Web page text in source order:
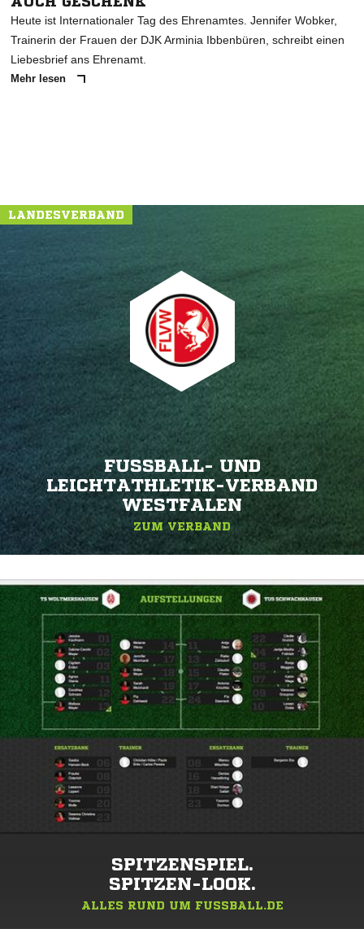
Heute ist Internationaler Tag des Ehrenamtes. Jennifer Wobker,
Trainerin der Frauen der DJK Arminia Ibbenbüren, schreibt einen
Liebesbrief ans Ehrenamt.
Mehr lesen
LANDESVERBAND
FUSSBALL- UND L
EICHTATHLETIK-VERBAND W
ESTFALEN
ZUM VERBAND
SPITZENSPIEL.
SPITZEN-LOOK.
ALLES RUND UM FUSSBALL.DE